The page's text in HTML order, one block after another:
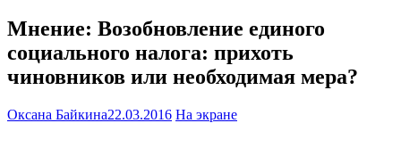
Мнение: Возобновление единого
социального налога: прихоть
чиновников или необходимая мера?
Оксана Байкина22.03.2016 На экране